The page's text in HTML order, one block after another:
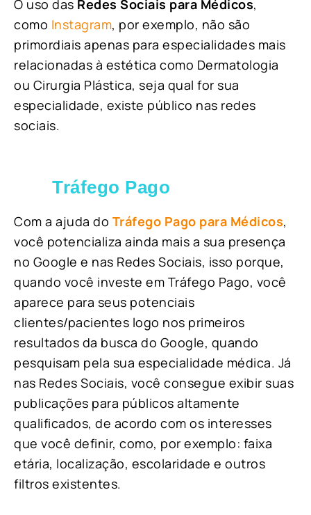
O uso das Redes Sociais para Médicos,
como Instagram, por exemplo, não são
primordiais apenas para especialidades mais
relacionadas à estética como Dermatologia
ou Cirurgia Plástica, seja qual for sua
especialidade, existe público nas redes
sociais.
Tráfego Pago
Com a ajuda do Tráfego Pago para Médicos,
você potencializa ainda mais a sua presença
no Google e nas Redes Sociais, isso porque,
quando você investe em Tráfego Pago, você
aparece para seus potenciais
clientes/pacientes logo nos primeiros
resultados da busca do Google, quando
pesquisam pela sua especialidade médica. Já
nas Redes Sociais, você consegue exibir suas
publicações para públicos altamente
qualificados, de acordo com os interesses
que você definir, como, por exemplo: faixa
etária, localização, escolaridade e outros
filtros existentes.